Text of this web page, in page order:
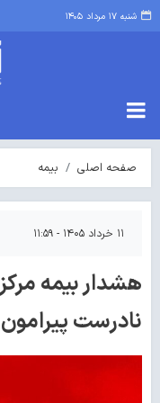
شنبه ۱۷ مرداد ۱۴۰۵
صفحه اصلی بیمه
۱۱ خرداد ۱۴۰۵ - ۱۱:۵۹
هشدار بیمه
نادرست پیرامون